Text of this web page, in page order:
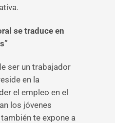
se traduce en
ser un trabajador
en la
el empleo en el
los jóvenes
te expone a